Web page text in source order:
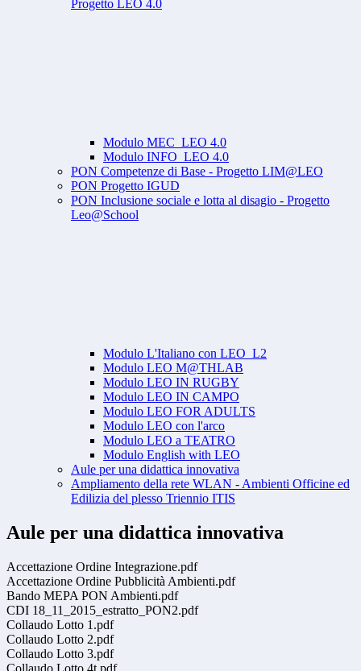
Progetto LEO 4.0
Modulo MEC_LEO 4.0
Modulo INFO_LEO 4.0
PON Competenze di Base - Progetto LIM@LEO
PON Progetto IGUD
PON Inclusione sociale e lotta al disagio - Progetto
Leo@School
Modulo L'Italiano con LEO_L2
Modulo LEO M@THLAB
Modulo LEO IN RUGBY
Modulo LEO IN CAMPO
Modulo LEO FOR ADULTS
Modulo LEO con l'arco
Modulo LEO a TEATRO
Modulo English with LEO
Aule per una didattica innovativa
Ampliamento della rete WLAN - Ambienti Officine ed
Edilizia del plesso Triennio ITIS
Aule per una didattica innovativa
Accettazione Ordine Integrazione.pdf
Accettazione Ordine Pubblicità Ambienti.pdf
Bando MEPA PON Ambienti.pdf
CDI 18_11_2015_estratto_PON2.pdf
Collaudo Lotto 1.pdf
Collaudo Lotto 2.pdf
Collaudo Lotto 3.pdf